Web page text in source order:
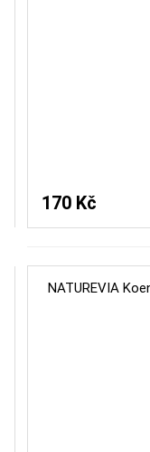
170 Kč
NATUREVIA